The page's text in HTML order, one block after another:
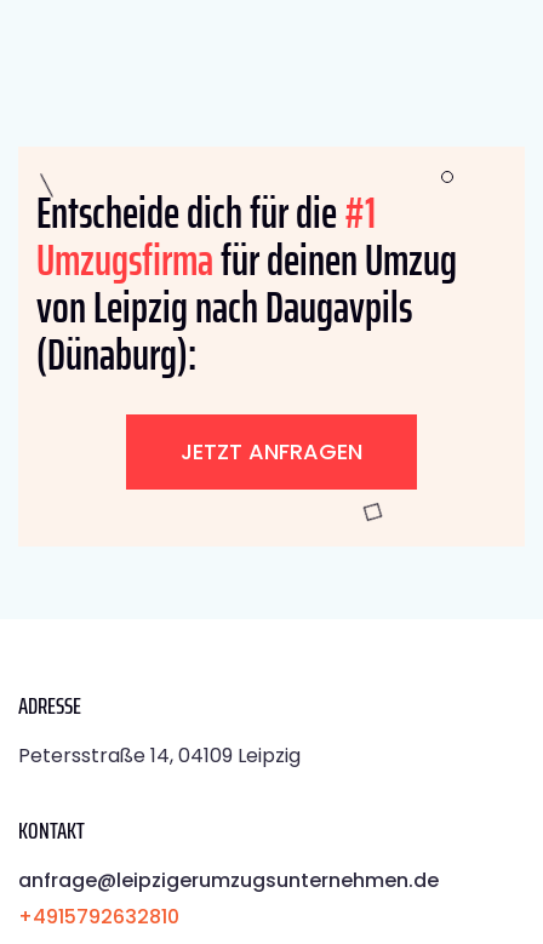
Entscheide dich für die#1
Umzugsfirmafür deinen Umzug
von Leipzig nach Daugavpils
(Dünaburg):
JETZT ANFRAGEN
ADRESSE
Petersstraße 14, 04109 Leipzig
KONTAKT
anfrage@leipzigerumzugsunternehmen.de
+4915792632810